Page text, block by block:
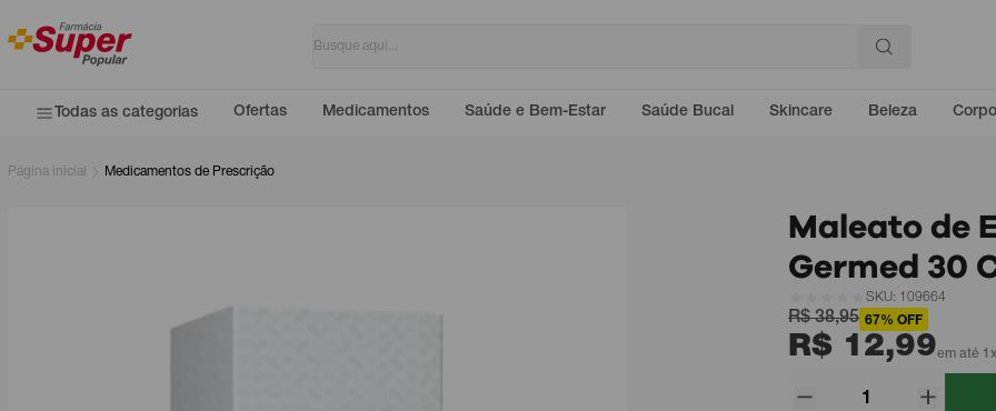
Todas as categorias Ofertas Medicamentos Saúde e Bem-Estar Saúde Bucal Skincare Beleza Corpo
Página inicial Medicamentos de Prescrição
Maleato de
Germed 30
SKU: 109664
R$ 38,95 67% OFF
R$ 12,99em até